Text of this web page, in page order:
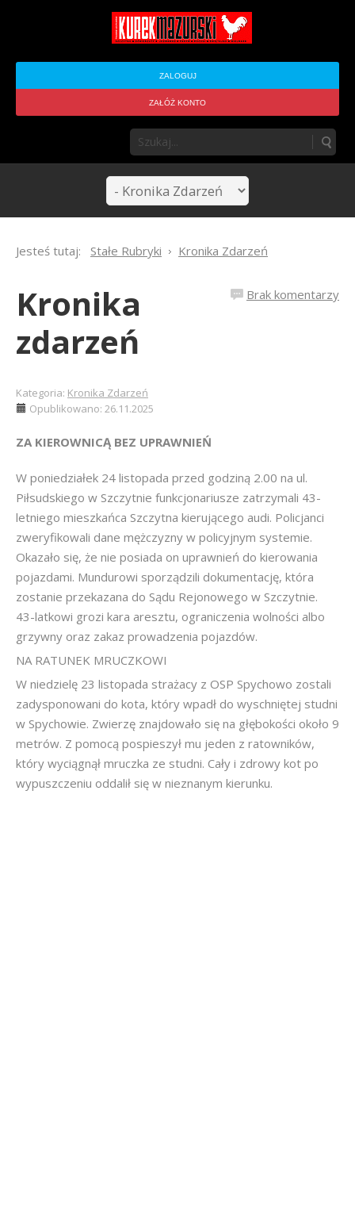
ZALOGUJ
ZAŁÓŻ KONTO
Jesteś tutaj: Stałe Rubryki Kronika Zdarzeń
Brak komentarzy
Kronika
zdarzeń
Kategoria: Kronika Zdarzeń
Opublikowano: 26.11.2025
ZA KIEROWNICĄ BEZ UPRAWNIEŃ
W poniedziałek 24 listopada przed godziną 2.00 na ul.
Piłsudskiego w Szczytnie funkcjonariusze zatrzymali 43-
letniego mieszkańca Szczytna kierującego audi. Policjanci
zweryfikowali dane mężczyzny w policyjnym systemie.
Okazało się, że nie posiada on uprawnień do kierowania
pojazdami. Mundurowi sporządzili dokumentację, która
zostanie przekazana do Sądu Rejonowego w Szczytnie.
43-latkowi grozi kara aresztu, ograniczenia wolności albo
grzywny oraz zakaz prowadzenia pojazdów.
NA RATUNEK MRUCZKOWI
W niedzielę 23 listopada strażacy z OSP Spychowo zostali
zadysponowani do kota, który wpadł do wyschniętej studni
w Spychowie. Zwierzę znajdowało się na głębokości około 9
metrów. Z pomocą pospieszył mu jeden z ratowników,
który wyciągnął mruczka ze studni. Cały i zdrowy kot po
wypuszczeniu oddalił się w nieznanym kierunku.